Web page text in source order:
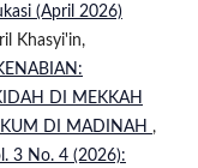
(April 2026)
Khasyi'in,
DI MEKKAH
DI MADINAH ,
3 No. 4 (2026):